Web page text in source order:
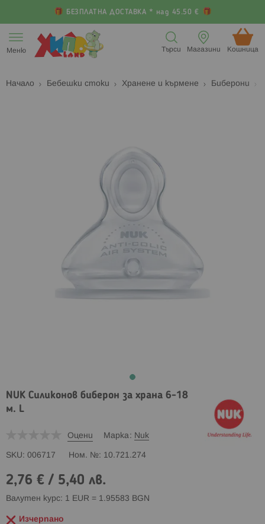
БЕЗПЛАТНА ДОСТАВКА * над 45.50 €
към
съдържанието
Меню Кошница (
Магазини
Търси
Начало Бебешки стоки Хранене и кърмене Биберони
NUK Силиконов биберон за храна 6-18
м. L
Оцени Марка Nuk
SKU 006717 Ном. № 10.721.274
2,76 € / 5,40 лв.
Валутен курс: 1 EUR = 1.95583 BGN
Изчерпано